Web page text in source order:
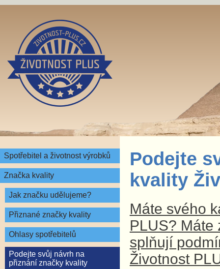
Spotřebitel a životnost výrobků
Značka kvality
Jak značku udělujeme?
Přiznané značky kvality
Ohlasy spotřebitelů
Podejte svůj návrh na
přiznání značky kvality
Podejte
kvality
Máte svého
PLUS? Máte
splňují
Životnost